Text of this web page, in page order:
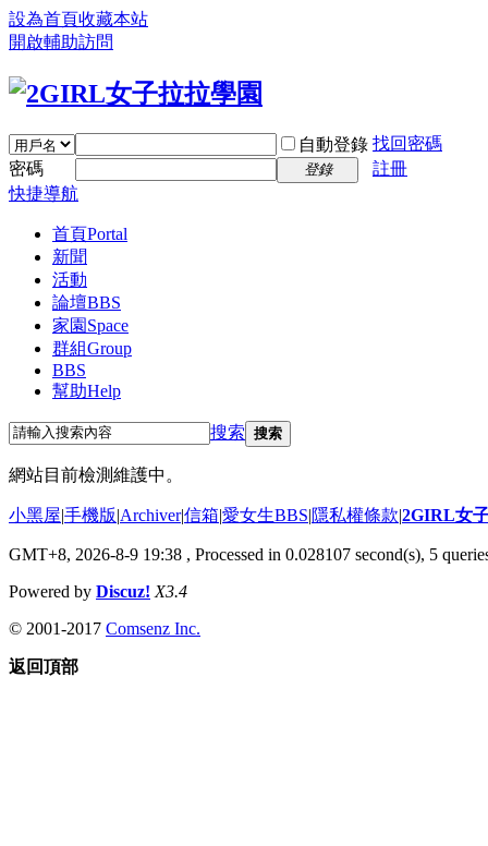
設為首頁收藏本站
開啟輔助訪問
自動登錄 找回密碼
密碼
登錄
註冊
快捷導航
首頁Portal
新聞
活動
論壇BBS
家園 Space
群組Group
BBS
幫助Help
搜索 搜索
網站目前檢測維護中。
小黑屋|手機版|Archiver|信箱|愛女生BBS|隱私權條款|2GIRL女
GMT+8, 2026-8-9 19:38 , Processed in 0.028107 second(s), 5
Powered by Discuz! X3.4
© 2001-2017 Comsenz Inc.
返回頂部